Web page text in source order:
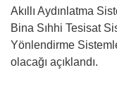
Akıllı Aydınlatma
Bina Sıhhi Tesisat
Yönlendirme
olacağı açıklandı.